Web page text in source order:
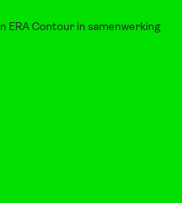
ERA Contour in samenwerking